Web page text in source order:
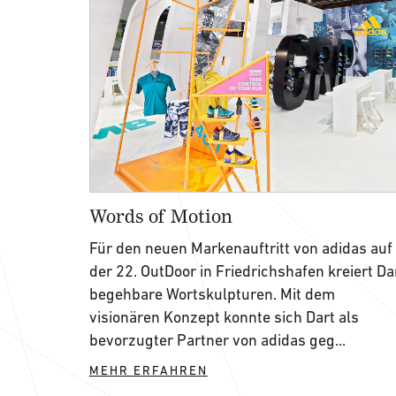
Words of Motion
Für den neuen Markenauftritt von adidas auf
der 22. OutDoor in Friedrichshafen kreiert
begehbare Wortskulpturen. Mit dem
visionären Konzept konnte sich Dart als
bevorzugter Partner von adidas geg...
MEHR ERFAHREN